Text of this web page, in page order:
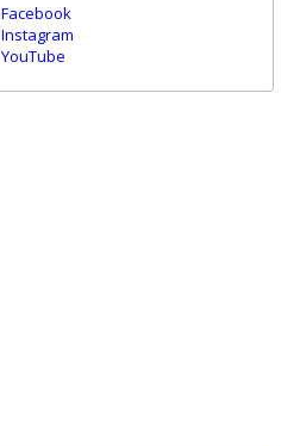
Facebook
Instagram
YouTube